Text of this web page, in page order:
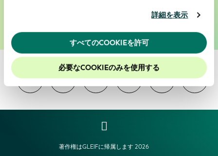
用したときに収集した他の情報を組み合わせて使用する
ッキーに同意したことになります。
当社のウェブサイトでのエクスペリエンスを向上させる
ために、Cookieを有効にしておくことをお勧めします。
詳細を表示
すべてのCOOKIEを許可
必要なCOOKIEのみを使用する
著作権はGLEIFに帰属します 2026